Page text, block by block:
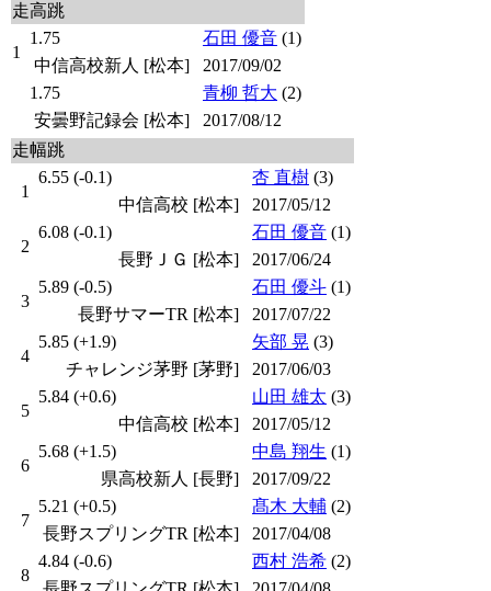
走高跳
1
1.75 石田 優音 (1)
中信高校新人 [松本]
2017/09/02
1.75
青柳 哲大 (2)
安曇野記録会 [松本]
2017/08/12
走幅跳
1
6.55 (-0.1) 杏 直樹 (3)
中信高校 [松本]
2017/05/12
2
6.08 (-0.1) 石田 優音 (1)
長野ＪＧ [松本]
2017/06/24
3
5.89 (-0.5) 石田 優斗 (1)
長野サマーTR [松本]
2017/07/22
4
5.85 (+1.9) 矢部 晃 (3)
チャレンジ茅野 [茅野]
2017/06/03
5
5.84 (+0.6) 山田 雄太 (3)
中信高校 [松本]
2017/05/12
6
5.68 (+1.5) 中島 翔生 (1)
県高校新人 [長野]
2017/09/22
7
5.21 (+0.5) 髙木 大輔 (2)
長野スプリングTR [松本]
2017/04/08
8
4.84 (-0.6) 西村 浩希 (2)